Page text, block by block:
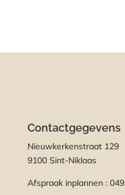
Contactgegevens
Nieuwkerkenstraat 129
9100 Sint-Niklaas
Afspraak inplannen :